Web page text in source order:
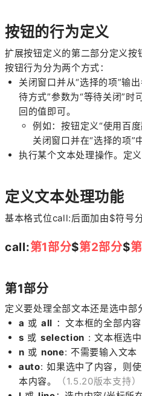
按钮的行为定义
扩展按钮定义的第二部分定义按
按钮行为分为两个方式：
关闭窗口并从“选择的项”输
待方式”参数为“等待关闭”时
回的值即可。
例如：按钮定义“使用百度
关闭窗口并在“选择的项”
执行某个文本处理操作。定
定义文本处理功能
基本格式位call:后面加由$符号
call:第1部分$第2部分$
第1部分
定义要处理全部文本还是选中部
a 或 all ：文本框的全部内容
s 或 selection : 文本框选
n 或 none: 不需要输入文本
auto: 如果选中了内容，则
本内容。
（1.5.20版本支持）